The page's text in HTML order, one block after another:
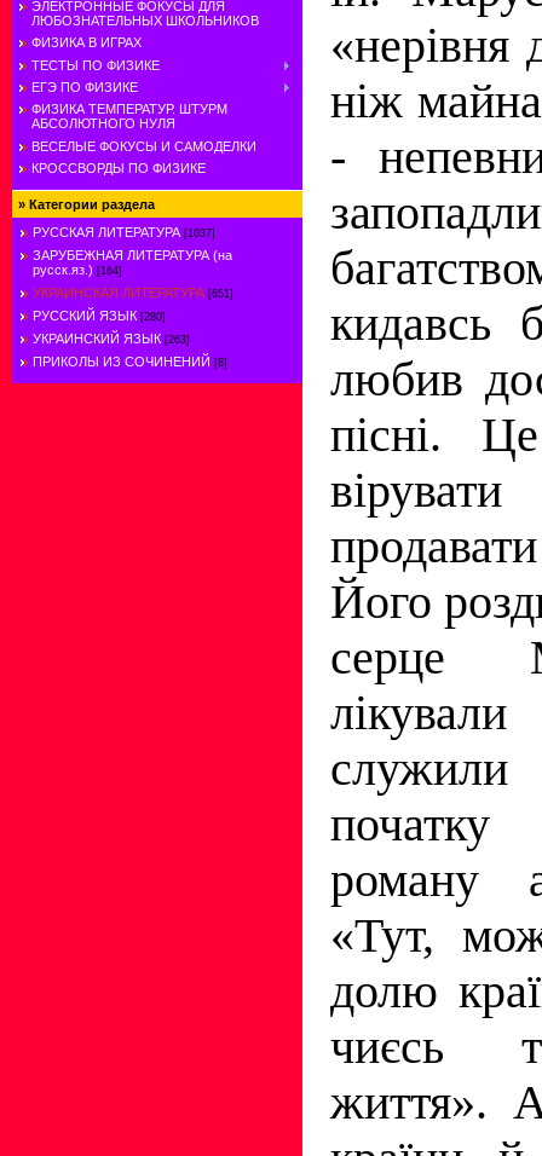
ЭЛЕКТРОННЫЕ ФОКУСЫ ДЛЯ
ЛЮБОЗНАТЕЛЬНЫХ ШКОЛЬНИКОВ
ФИЗИКА В ИГРАХ
ТЕСТЫ ПО ФИЗИКЕ
ЕГЭ ПО ФИЗИКЕ
ФИЗИКА ТЕМПЕРАТУР. ШТУРМ
АБСОЛЮТНОГО НУЛЯ
ВЕСЕЛЫЕ ФОКУСЫ И САМОДЕЛКИ
КРОССВОРДЫ ПО ФИЗИКЕ
» Категории раздела
РУССКАЯ ЛИТЕРАТУРА [1037]
ЗАРУБЕЖНАЯ ЛИТЕРАТУРА (на
русск.яз.) [164]
УКРАИНСКАЯ ЛИТЕРАТУРА [651]
РУССКИЙ ЯЗЫК [280]
УКРАИНСКИЙ ЯЗЫК [263]
ПРИКОЛЫ ИЗ СОЧИНЕНИЙ [8]
ніж
-
кидавсь
любив
пісні.
Його
серце
роману
«Тут,
долю
чиєсь
життя».